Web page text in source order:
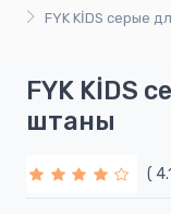
FYK KİDS серые
FYK KİDS
штаны
(